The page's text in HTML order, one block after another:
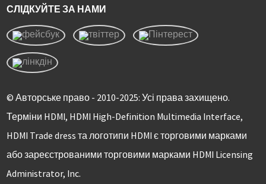
СЛІДКУЙТЕ ЗА НАМИ
© Авторське право - 2010-2025: Усі права захищено.
Терміни HDMI, HDMI High-Definition Multimedia Interface,
HDMI Trade dress та логотипи HDMI є торговими марками
або зареєстрованими торговими марками HDMI Licensing
Administrator, Inc.